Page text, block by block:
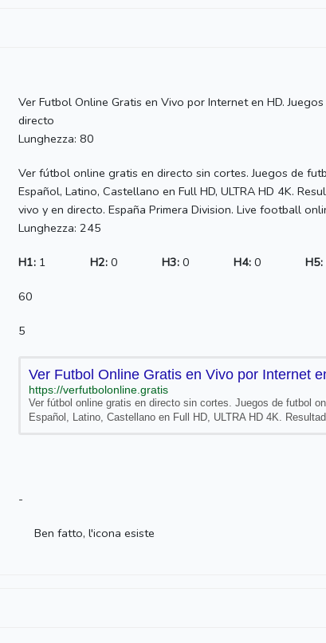
Ver Futbol Online Gratis en Vivo por Internet en HD.
directo
Lunghezza: 80
Ver fútbol online gratis en directo sin cortes. Juegos de
Español, Latino, Castellano en Full HD, ULTRA HD 4K.
vivo y en directo. España Primera Division. Live football
Lunghezza: 245
H1: 1 H2: 0 H3: 0 H4: 0 H5:
60
5
https://verfutbolonline.gratis
Ver fútbol online gratis en directo sin cortes. Juegos de futbol
Español, Latino, Castellano en Full HD, ULTRA HD 4K.
-
Ben fatto, l'icona esiste